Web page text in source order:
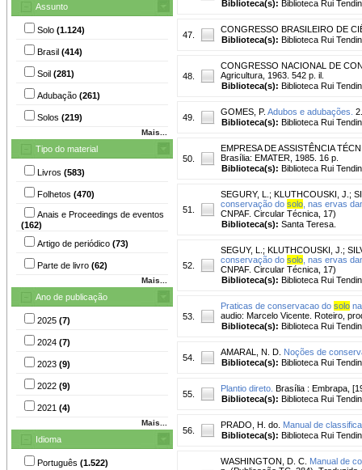
Assunto
Solo (1.124)
Brasil (414)
Soil (281)
Adubação (261)
Solos (219)
Mais...
Tipo do material
Livros (583)
Folhetos (470)
Anais e Proceedings de eventos
(162)
Artigo de periódico (73)
Parte de livro (62)
Mais...
Ano de publicação
2025 (7)
2024 (7)
2023 (9)
2022 (9)
2021 (4)
Mais...
Idioma
Português (1.522)
Biblioteca(s): Biblioteca Rui
47.
CONGRESSO BRASILEIRO DE
Biblioteca(s): Biblioteca Rui
48.
CONGRESSO NACIONAL DE
Agricultura, 1963. 542 p. il.
Biblioteca(s): Biblioteca Rui
49.
GOMES, P. Adubos e adubações.
Biblioteca(s): Biblioteca Rui
50.
EMPRESA DE ASSISTÊNCIA
Brasília: EMATER, 1985. 16 p.
Biblioteca(s): Biblioteca Rui
51.
SEGURY, L. ; KLUTHCOUSKI, J. ;
conservação do solo , nas ervas
CNPAF. Circular Técnica, 17)
Biblioteca(s): Santa Teresa.
52.
SEGUY, L. ; KLUTHCOUSKI, J. ;
conservação do solo , nas ervas
CNPAF. Circular Técnica, 17)
Biblioteca(s): Biblioteca Rui
53.
Praticas de conservacao do solo
audio: Marcelo Vicente. Roteiro,
Biblioteca(s): Biblioteca Rui
54.
AMARAL, N. D. Noções de
Biblioteca(s): Biblioteca Rui
55.
Plantio direto. Brasília : Embrapa,
Biblioteca(s): Biblioteca Rui
56.
PRADO, H. do. Manual de
Biblioteca(s): Biblioteca Rui
WASHINGTON, D. C. Manual de